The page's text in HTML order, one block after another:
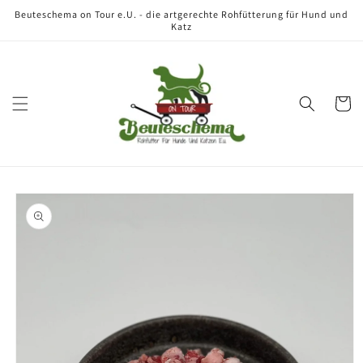
zum
Beuteschema on Tour e.U. - die artgerechte Rohfütterung für Hund und
Katz